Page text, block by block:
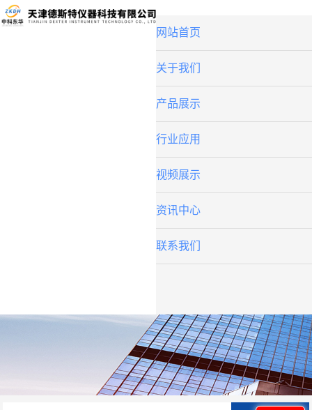
网站首页
关于我们
产品展示
行业应用
视频展示
资讯中心
联系我们